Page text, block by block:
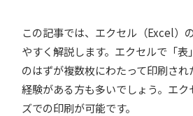
この記事では、エクセル（Excel）
やすく解説します。エクセルで「
のはずが複数枚にわたって印刷さ
経験がある方も多いでしょう。エ
ズでの印刷が可能です。